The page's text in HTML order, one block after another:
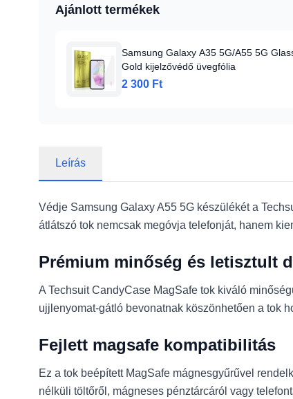
Ajánlott termékek
Samsung Galaxy A35 5G/A55 5G
Gold kijelzővédő üvegfólia
2 300 Ft
Leírás
Védje Samsung Galaxy A55 5G készülékét a
átlátszó tok nemcsak megóvja telefonját, hanem
Prémium minőség és letisztult
A Techsuit CandyCase MagSafe tok kiváló
ujjlenyomat-gátló bevonatnak köszönhetően a tok
Fejlett magsafe kompatibilitás
Ez a tok beépített MagSafe mágnesgyűrűvel
nélküli töltőről, mágneses pénztárcáról vagy